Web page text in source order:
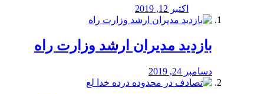
اکتبر 12, 2019
بازدید مدیران ارشد وزارت راه
دسامبر 24, 2019